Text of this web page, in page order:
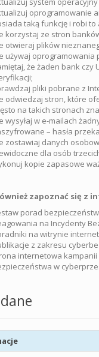
oprogramowanie
taką funkcję i robi to
korzystaj ze stron
otwieraj plików
używaj oprogramowania
że żaden bank czy
pliki pobrane z
odwiedzaj stron, które
na takich stronach
wysyłaj w e-mailach
– hasła
zostawiaj danych
dla osób
kopie zapasowe
zapoznać się z
porad
na Incydenty
na witrynie
z zakresu
internetowa kampanii
w